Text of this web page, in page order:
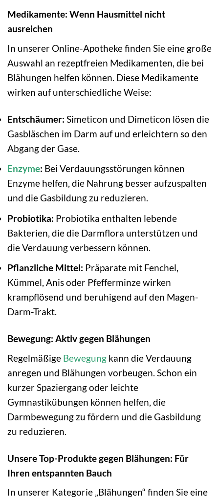
Medikamente: Wenn Hausmittel nicht
ausreichen
In unserer Online-Apotheke finden Sie eine große
Auswahl an rezeptfreien Medikamenten, die bei
Blähungen helfen können. Diese Medikamente
wirken auf unterschiedliche Weise:
Entschäumer: Simeticon und Dimeticon lösen die
Gasbläschen im Darm auf und erleichtern so den
Abgang der Gase.
Enzyme: Bei Verdauungsstörungen können
Enzyme helfen, die Nahrung besser aufzuspalten
und die Gasbildung zu reduzieren.
Probiotika: Probiotika enthalten lebende
Bakterien, die die Darmflora unterstützen und
die Verdauung verbessern können.
Pflanzliche Mittel: Präparate mit Fenchel,
Kümmel, Anis oder Pfefferminze wirken
krampflösend und beruhigend auf den Magen-
Darm-Trakt.
Bewegung: Aktiv gegen Blähungen
Regelmäßige Bewegung kann die Verdauung
anregen und Blähungen vorbeugen. Schon ein
kurzer Spaziergang oder leichte
Gymnastikübungen können helfen, die
Darmbewegung zu fördern und die Gasbildung
zu reduzieren.
Unsere Top-Produkte gegen Blähungen: Für
Ihren entspannten Bauch
In unserer Kategorie „Blähungen“ finden Sie eine